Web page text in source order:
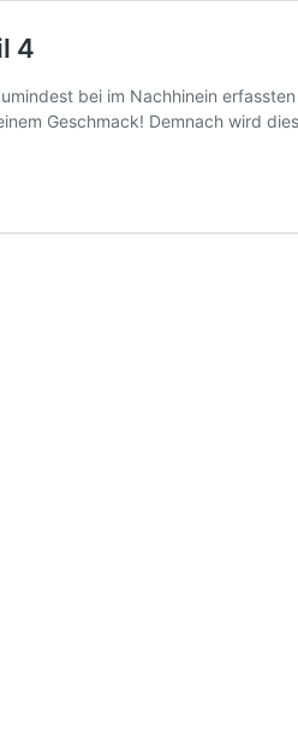
4
bei im Nachhinein
Geschmack! Demnach wird